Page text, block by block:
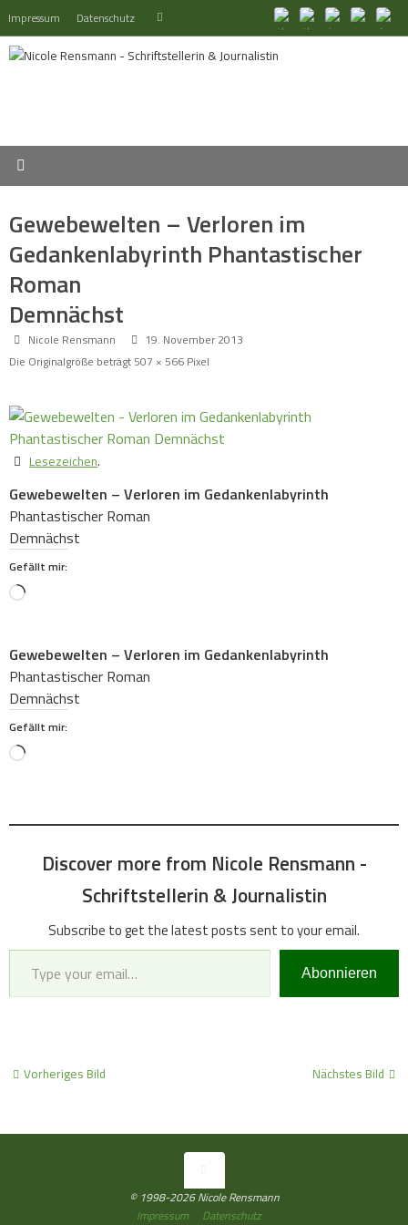
Inhalt
springen
Impressum Datenschutz Suchen
Gewebewelten – Verloren im
Gedankenlabyrinth Phantastischer
Roman
Demnächst
Nicole Rensmann
19. November 2013
Die Originalgröße beträgt 507 × 566 Pixel
Lesezeichen.
Gewebewelten – Verloren im Gedankenlabyrinth
Phantastischer Roman
Demnächst
Gefällt mir:
Loading…
Gewebewelten – Verloren im Gedankenlabyrinth
Phantastischer Roman
Demnächst
Gefällt mir:
Loading…
Discover more from Nicole Rensmann -
Schriftstellerin & Journalistin
Subscribe to get the latest posts sent to your email.
Type your email…
Abonnieren
Vorheriges Bild Nächstes Bild
© 1998-2026 Nicole Rensmann
Impressum
Datenschutz